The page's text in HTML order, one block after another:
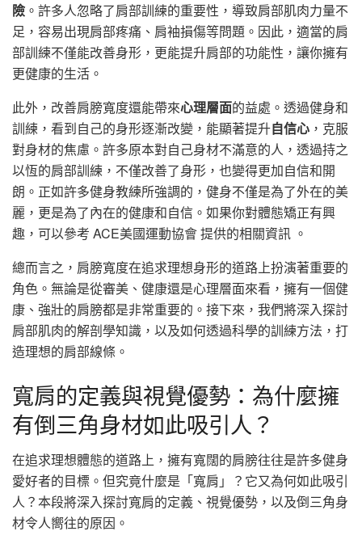
險 。許多人忽略了肩部訓練的重要性，導致肩部肌肉力量不
足，容易出現肩部疼痛、肩袖損傷等問題。因此，適當的肩
部訓練不僅能改善身形，更能提升肩部的功能性，讓你擁有
更健康的生活。
此外，改善肩膀寬度還能帶來心理層面的益處。透過健身和
訓練，看到自己的身形逐漸改變，能顯著提升自信心 ，克服
對身材的焦慮。許多原本對自己身材不滿意的人，透過持之
以恆的肩部訓練，不僅改善了身形，也變得更加自信和開
朗。正如許多健身教練所強調的，健身不僅是為了外在的美
麗，更是為了內在的健康和自信。如果你對體態矯正有興
趣，可以參考 ACE美國運動協會 提供的相關資訊 。
總而言之，肩膀寬度在追求理想身形的道路上扮演著重要的
角色。無論是從審美、健康還是心理層面來看，擁有一個健
康、強壯的肩膀都是非常重要的。接下來，我們將深入探討
肩部肌肉的解剖學知識，以及如何透過科學的訓練方法，打
造理想的肩部線條。
寬肩的定義與視覺優勢：為什麼擁
有倒三角身材如此吸引人？
在追求理想體態的道路上，擁有寬闊的肩膀往往是許多健身
愛好者的目標。但究竟什麼是「寬肩」？它又為何如此吸引
人？本段將深入探討寬肩的定義、視覺優勢，以及倒三角身
材令人嚮往的原因。